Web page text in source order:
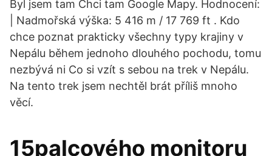
Byl jsem tam Chci tam Google Mapy. Hodnocení:
| Nadmořská výška: 5 416 m / 17 769 ft . Kdo
chce poznat prakticky všechny typy krajiny v
Nepálu během jednoho dlouhého pochodu, tomu
nezbývá ni Co si vzít s sebou na trek v Nepálu.
Na tento trek jsem nechtěl brát příliš mnoho
věcí.
15palcového monitoru